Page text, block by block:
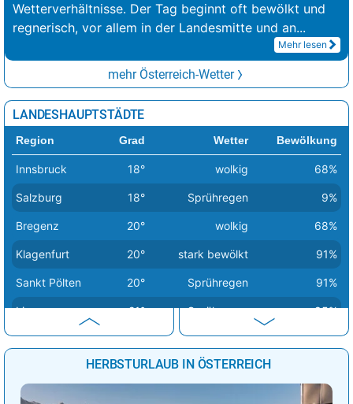
Wetterverhältnisse. Der Tag beginnt oft bewölkt und
regnerisch, vor allem in der Landesmitte und an...
Mehr lesen
mehr Österreich-Wetter
LANDESHAUPTSTÄDTE
Region Grad Wetter Bewölkung
Innsbruck 18° wolkig 68%
Salzburg 18° Sprühregen 9%
Bregenz 20° wolkig 68%
Klagenfurt 20° stark bewölkt 91%
Sankt Pölten 20° Sprühregen 91%
Linz 21° Sprühregen 85%
Eisenstadt 24° leicht bewölkt 15%
24° stark bewölkt
Graz 91%
HERBSTURLAUB IN ÖSTERREICH